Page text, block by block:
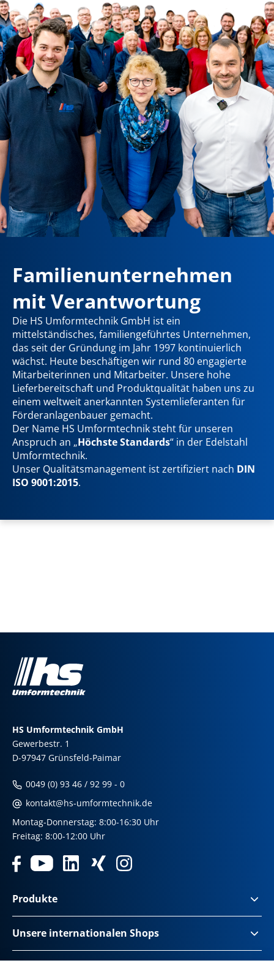
Familienunternehmen
mit Verantwortung
Die HS Umformtechnik GmbH ist ein
mittelständisches, familiengeführtes Unternehmen,
das seit der Gründung im Jahr 1997 kontinuierlich
wächst. Heute beschäftigen wir rund 80 engagierte
Mitarbeiterinnen und Mitarbeiter. Unsere hohe
Lieferbereitschaft und Produktqualität haben uns zu
einem weltweit anerkannten Systemlieferanten für
Förderanlagenbauer gemacht.
Der Name HS Umformtechnik steht für unseren
Anspruch an „Höchste Standards“ in der Edelstahl
Umformtechnik.
Unser Qualitätsmanagement ist zertifiziert nach DIN
ISO 9001:2015.
HS Umformtechnik GmbH
Gewerbestr. 1
D-97947 Grünsfeld-Paimar
0049 (0) 93 46 / 92 99 - 0
kontakt@hs-umformtechnik.de
Montag-Donnerstag: 8:00-16:30 Uhr
Freitag: 8:00-12:00 Uhr
Produkte
Unsere internationalen Shops